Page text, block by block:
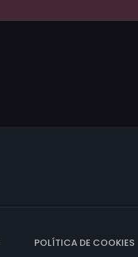
POLÍTICA DE COOKIES